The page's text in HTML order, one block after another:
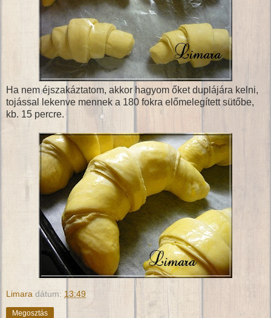
Ha nem éjszakáztatom, akkor hagyom őket duplájára kelni,
tojással lekenve mennek a 180 fokra előmelegített sütőbe,
kb. 15 percre.
Limara dátum: 13:49
Megosztás